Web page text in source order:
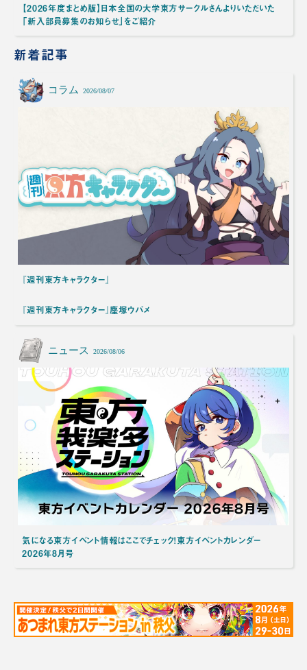
【2026年度まとめ版】日本全国の大学東方サークルさんよりいただいた
「新入部員募集のお知らせ」をご紹介
新着記事
コラム 2026/08/07
『週刊東方キャラクター』
『週刊東方キャラクター』塵塚ウバメ
ニュース 2026/08/06
気になる東方イベント情報はここでチェック！東方イベントカレンダー
2026年8月号